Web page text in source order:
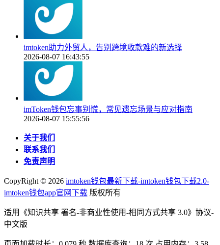
imtoken助力外贸人，告别跨境收款难的新选择
2026-08-07 16:43:55
imToken钱包忘事别慌，常见遗忘场景与应对指南
2026-08-07 15:55:56
关于我们
联系我们
免责声明
CopyRight © 2026 imtoken钱包最新下载-imtoken钱包下载2.0-
imtoken钱包app官网下载 版权所有
适用《知识共享 署名-非商业性使用-相同方式共享 3.0》协议-
中文版